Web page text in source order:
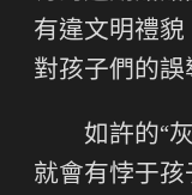
有違文明禮貌
對孩子們的誤
如許的“
就會有悖于孩